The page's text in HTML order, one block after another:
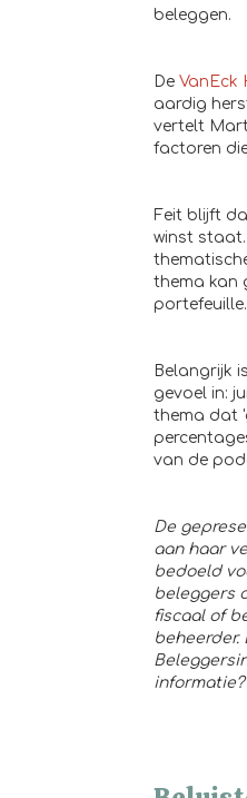
beleggen.
De VanEck
aardig
vertelt
factoren
Feit blijft
winst
thema kan
portefeuille.
Belangrijk
gevoel in:
thema dat
van de
De
aan haar
bedoeld
beleggers
fiscaal of
beheerder.